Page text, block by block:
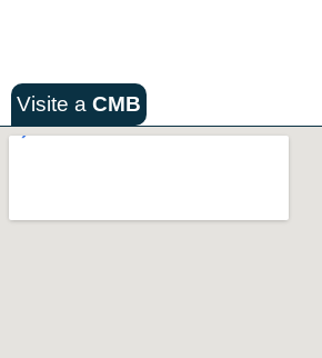
Visite a CMB